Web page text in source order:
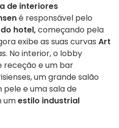
de interiores
é responsável pelo
hotel,começando pela
exibe as suas curvas Art
No interior, o lobby
receção e um bar
um grande salão
e uma sala de
umestilo industrial